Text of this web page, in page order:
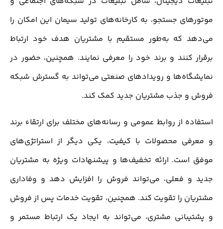
موتورهای جستجو، به کارخانه‌های تولید سیمان این امکان را
می‌دهد که به‌طور مستقیم با مشتریان هدف خود ارتباط
برقرار کنند و برند خود را معرفی نمایند. همچنین، حضور در
نمایشگاه‌ها و رویدادهای صنعتی می‌تواند به گسترش شبکه
فروش و جذب مشتریان جدید کمک کند.
استفاده از روابط عمومی و رسانه‌های مختلف برای ارتقاء برند
و معرفی محصولات با کیفیت، یکی دیگر از استراتژی‌های
موفق است. ارائه تخفیف‌ها و پیشنهادات ویژه به مشتریان
جدید و فعلی، می‌تواند فروش را افزایش دهد و وفاداری
مشتریان را تقویت کند. همچنین، تقویت خدمات پس از فروش
و پشتیبانی مشتری، می‌تواند به ایجاد یک ارتباط مستمر و